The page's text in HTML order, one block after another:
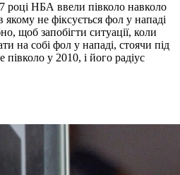
році НБА ввели півколо навколо
якому не фіксується фол у нападі
щоб запобігти ситуації, коли
на собі фол у нападі, стоячи під
у 2010, і його радіус